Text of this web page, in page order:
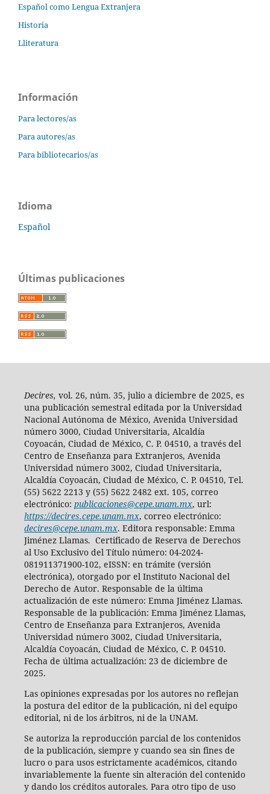
Español como Lengua Extranjera
Historia
Lliteratura
Información
Para lectores/as
Para autores/as
Para bibliotecarios/as
Idioma
Español
Últimas publicaciones
Decires, vol. 26, núm. 35, julio a diciembre de 2025, es
una publicación semestral editada por la Universidad
Nacional Autónoma de México, Avenida Universidad
número 3000, Ciudad Universitaria, Alcaldía
Coyoacán, Ciudad de México, C. P. 04510, a través del
Centro de Enseñanza para Extranjeros, Avenida
Universidad número 3002, Ciudad Universitaria,
Alcaldía Coyoacán, Ciudad de México, C. P. 04510, Tel.
(55) 5622 2213 y (55) 5622 2482 ext. 105, correo
electrónico: publicaciones@cepe.unam.mx, url:
https://decires.cepe.unam.mx, correo electrónico:
decires@cepe.unam.mx. Editora responsable: Emma
Jiménez Llamas. Certificado de Reserva de Derechos
al Uso Exclusivo del Título número: 04-2024-
081911371900-102, eISSN: en trámite (versión
electrónica), otorgado por el Instituto Nacional del
Derecho de Autor. Responsable de la última
actualización de este número: Emma Jiménez Llamas.
Responsable de la publicación: Emma Jiménez Llamas,
Centro de Enseñanza para Extranjeros, Avenida
Universidad número 3002, Ciudad Universitaria,
Alcaldía Coyoacán, Ciudad de México, C. P. 04510.
Fecha de última actualización: 23 de diciembre de
2025.
Las opiniones expresadas por los autores no reflejan
la postura del editor de la publicación, ni del equipo
editorial, ni de los árbitros, ni de la UNAM.
Se autoriza la reproducción parcial de los contenidos
de la publicación, siempre y cuando sea sin fines de
lucro o para usos estrictamente académicos, citando
invariablemente la fuente sin alteración del contenido
y dando los créditos autorales. Para otro tipo de uso